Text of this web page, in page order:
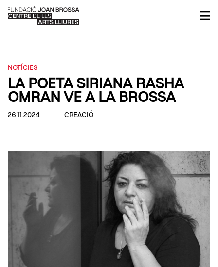
NOTÍCIES
LA POETA SIRIANA RASHA
OMRAN VE A LA BROSSA
26.11.2024 CREACIÓ